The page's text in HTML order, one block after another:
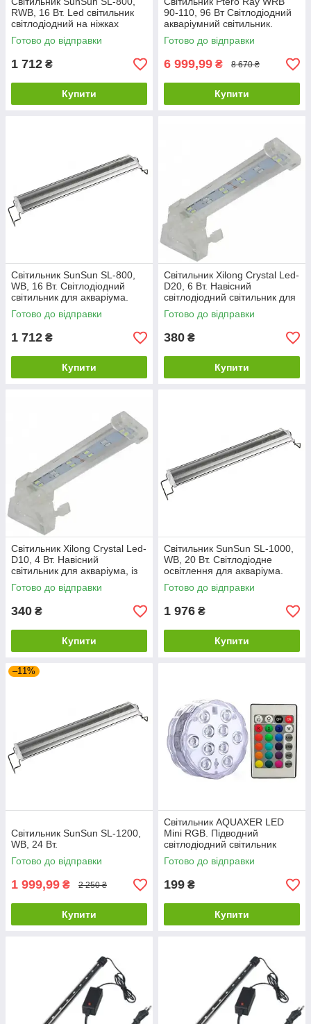
RWB, 16 Вт. Led світильник
світлодіодний на ніжках
Готово до відправки
1 712 ₴
Купити
90-110, 96 Вт Світлодіодний
акваріумний світильник.
Готово до відправки
6 999,99 ₴ 8 670 ₴
Купити
Світильник SunSun SL-800,
WB, 16 Вт. Світлодіодний
світильник для акваріума.
Готово до відправки
1 712 ₴
Купити
Світильник Xilong Crystal Led-
D20, 6 Вт. Навісний
світлодіодний світильник для
акваріумів
Готово до відправки
380 ₴
Купити
Світильник Xilong Crystal Led-
D10, 4 Вт. Навісний
світильник для акваріума, із
синіми та білими
світлодіодами
Готово до відправки
340 ₴
Купити
Світильник SunSun SL-1000,
WB, 20 Вт. Світлодіодне
освітлення для акваріума.
Готово до відправки
1 976 ₴
Купити
–11%
Світильник SunSun SL-1200,
WB, 24 Вт.
Готово до відправки
1 999,99 ₴ 2 250 ₴
Купити
Світильник AQUAXER LED
Mini RGB. Підводний
світлодіодний світильник
Готово до відправки
199 ₴
Купити